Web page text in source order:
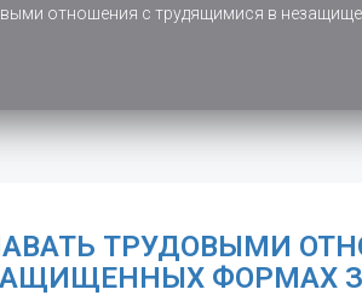
отношения с трудящимися в
ТРУДОВЫМИ
ФОРМАХ